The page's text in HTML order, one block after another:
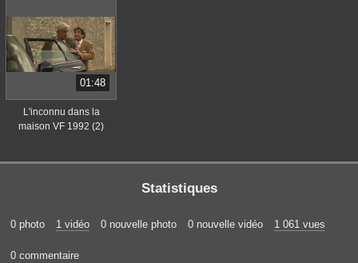
01:48
L'inconnu dans la
maison VF 1992 (2)
Statistiques
0 photo 1 vidéo 0 nouvelle photo 0 nouvelle vidéo 1 061 vues
0 commentaire